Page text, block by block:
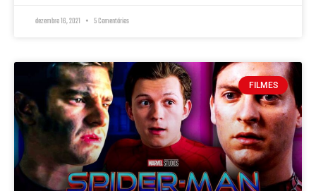
dezembro 16, 2021 5 Comentários
FILMES